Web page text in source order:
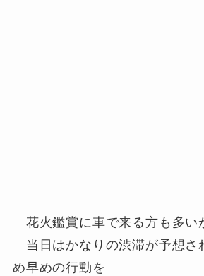
花火鑑賞に車で来る方も多い
当日はかなりの渋滞が予想さ
め早めの行動を